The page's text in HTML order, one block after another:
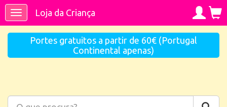
ToggleLoja da Criança
Portes gratuitos a partir de 60€ (Portugal
Continental apenas)